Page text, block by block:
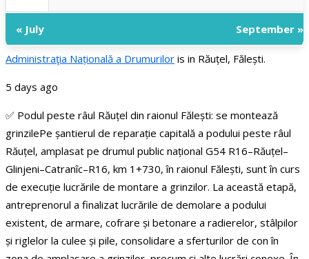
« July September »
Administraţia Națională a Drumurilor is in Răuțel, Fălești.
5 days ago
✅ Podul peste râul Răuțel din raionul Fălești: se montează
grinzilePe șantierul de reparație capitală a podului peste râul
Răuțel, amplasat pe drumul public național G54 R16–Răuțel–
Glinjeni–Catranîc–R16, km 1+730, în raionul Fălești, sunt în curs
de execuție lucrările de montare a grinzilor. La această etapă,
antreprenorul a finalizat lucrările de demolare a podului
existent, de armare, cofrare și betonare a radierelor, stâlpilor
și riglelor la culee și pile, consolidare a sferturilor de con în